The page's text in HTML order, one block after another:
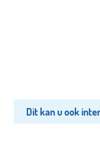
Dit kan u ook